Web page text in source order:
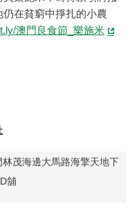
在貧窮中掙扎的小農
澳門良食節_樂施米
林茂海邊大馬路海擎天地下
舖